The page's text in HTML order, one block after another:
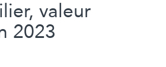
valeur
2023